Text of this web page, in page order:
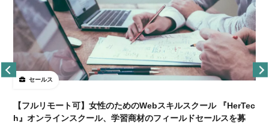
セールス
【フルリモート可】女性のためのWebスキルスクール 『HerTec
h』オンラインスクール、学習商材のフィールドセールスを募